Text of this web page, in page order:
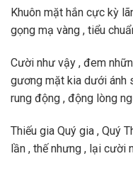
Khuôn mặt hắn cực kỳ
gọng mạ vàng , tiểu
Cười như vậy , đem
gương mặt kia dưới ánh
rung động , động lòng
Thiếu gia Quý gia , Quý
lần , thế nhưng , lại cười